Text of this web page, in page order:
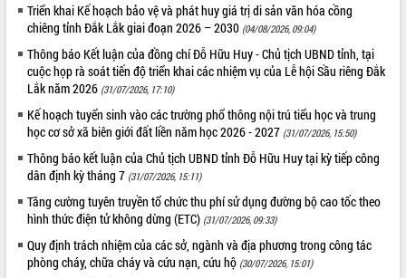
LIÊN KẾT WEB
THỐNG KÊ TRUY CẬP
Hôm nay: 27290
Tất cả:
66040030
Triển khai Kế hoạch bảo vệ và phát huy giá trị di sản văn hóa cồng
chiêng tỉnh Đắk Lắk giai đoạn 2026 – 2030 (04/08/2026, 09:04)
Thông báo Kết luận của đồng chí Đỗ Hữu Huy - Chủ tịch UBND tỉnh, tại
cuộc họp rà soát tiến độ triển khai các nhiệm vụ của Lễ hội Sầu riêng Đắk
Lắk năm 2026 (31/07/2026, 17:10)
Kế hoạch tuyển sinh vào các trường phổ thông nội trú tiểu học và trung
học cơ sở xã biên giới đất liền năm học 2026 - 2027 (31/07/2026, 15:50)
Thông báo kết luận của Chủ tịch UBND tỉnh Đỗ Hữu Huy tại kỳ tiếp công
dân định kỳ tháng 7 (31/07/2026, 15:11)
Tăng cường tuyên truyền tổ chức thu phí sử dụng đường bộ cao tốc theo
hình thức điện tử không dừng (ETC) (31/07/2026, 09:33)
Quy định trách nhiệm của các sở, ngành và địa phương trong công tác
phòng cháy, chữa cháy và cứu nạn, cứu hộ (30/07/2026, 15:01)